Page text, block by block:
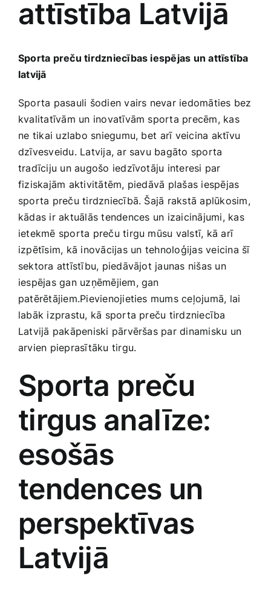
Medicīnas preces
Pakalpojumi
Pārtikas preces
Preces birojam
Preces pieaugušajiem
Rotaļlietas, bērnu preces
Smaržas, kosmētika
Sports, tūrisms un atpūta
Zoo preces
attīstība Latvijā
Sporta preču‌ tirdzniecības ‌iespējas ‌un attīstība‍
latvijā
Sporta pasauli ‍šodien vairs nevar iedomāties bez
kvalitatīvām un inovatīvām ​sporta precēm, kas
⁤ne tikai uzlabo sniegumu, bet ⁢arī veicina aktīvu
dzīvesveidu. Latvija, ar​ savu bagāto sporta
tradīciju un augošo iedzīvotāju interesi par‍
fiziskajām‌ aktivitātēm, piedāvā plašas iespējas
sporta preču tirdzniecībā. Šajā rakstā ​aplūkosim,
kādas ir aktuālās tendences ⁣un izaicinājumi, kas
ietekmē sporta preču tirgu mūsu valstī, kā arī
izpētīsim, kā inovācijas un ⁣tehnoloģijas ​veicina šī
sektora attīstību, piedāvājot jaunas nišas un
iespējas gan uzņēmējiem, gan
patērētājiem.Pievienojieties mums ceļojumā, lai‌
labāk izprastu, kā sporta preču tirdzniecība
Latvijā pakāpeniski ‌pārvēršas par dinamisku un
arvien pieprasītāku tirgu.
Sporta preču
tirgus analīze:
esošās
tendences‍ un‌
perspektīvas
Latvijā